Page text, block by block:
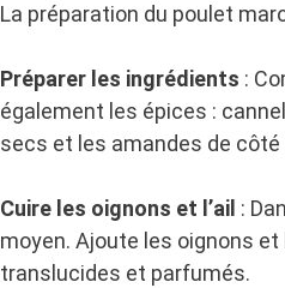
La préparation du poulet
Préparer les ingrédients :
également les épices :
secs et les amandes de côté
Cuire les oignons et l’ail :
moyen. Ajoute les oignons et
translucides et parfumés.